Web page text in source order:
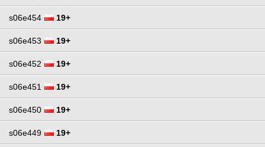
s06e454 19+
s06e453 19+
s06e452 19+
s06e451 19+
s06e450 19+
s06e449 19+